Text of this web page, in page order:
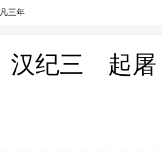
三年
汉纪三 起屠